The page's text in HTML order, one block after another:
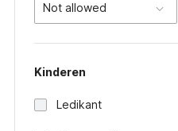
Not allowed
Kinderen
Ledikant